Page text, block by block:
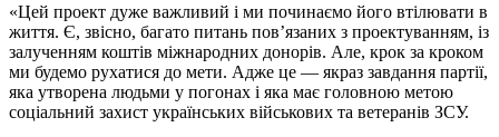
«Цей проект дуже важливий і ми починаємо його втілювати в
життя. Є, звісно, багато питань пов’язаних з проектуванням, із
залученням коштів міжнародних донорів. Але, крок за кроком
ми будемо рухатися до мети. Адже це — якраз завдання партії,
яка утворена людьми у погонах і яка має головною метою
соціальний захист українських військових та ветеранів ЗСУ.